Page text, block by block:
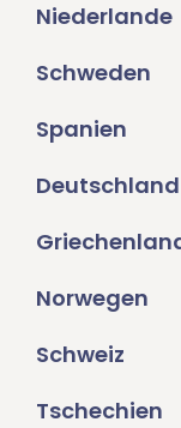
Niederlande
Schweden
Spanien
Deutschland
Norwegen
Schweiz
Tschechien